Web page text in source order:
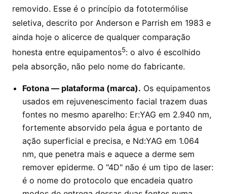
removido. Esse é o princípio da fototermólise
seletiva, descrito por Anderson e Parrish em 1983 e
ainda hoje o alicerce de qualquer comparação
honesta entre equipamentos5: o alvo é escolhido
pela absorção, não pelo nome do fabricante.
Fotona — plataforma (marca). Os equipamentos
usados em rejuvenescimento facial trazem duas
fontes no mesmo aparelho: Er:YAG em 2.940 nm,
fortemente absorvido pela água e portanto de
ação superficial e precisa, e Nd:YAG em 1.064
nm, que penetra mais e aquece a derme sem
remover epiderme. O "4D" não é um tipo de laser:
é o nome do protocolo que encadeia quatro